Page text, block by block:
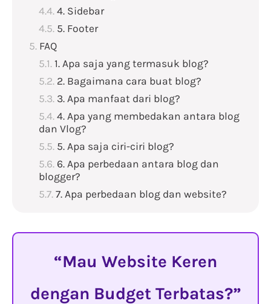
4. Sidebar
5. Footer
FAQ
1. Apa saja yang termasuk blog?
2. Bagaimana cara buat blog?
3. Apa manfaat dari blog?
4. Apa yang membedakan antara blog
dan Vlog?
5. Apa saja ciri-ciri blog?
6. Apa perbedaan antara blog dan
blogger?
7. Apa perbedaan blog dan website?
Mau Website Keren
dengan Budget Terbatas?